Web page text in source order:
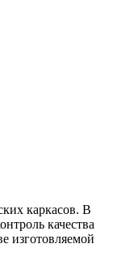
каркасов. В
качества
изготовляемой